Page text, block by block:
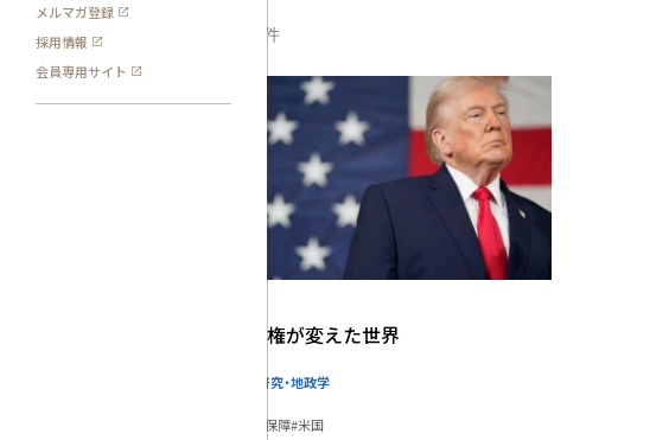
メルマガ登録
採用情報
会員専用サイト
件
トランプ政権が変えた世界
国際関係・地域研究・地政学
#安全保障#米国